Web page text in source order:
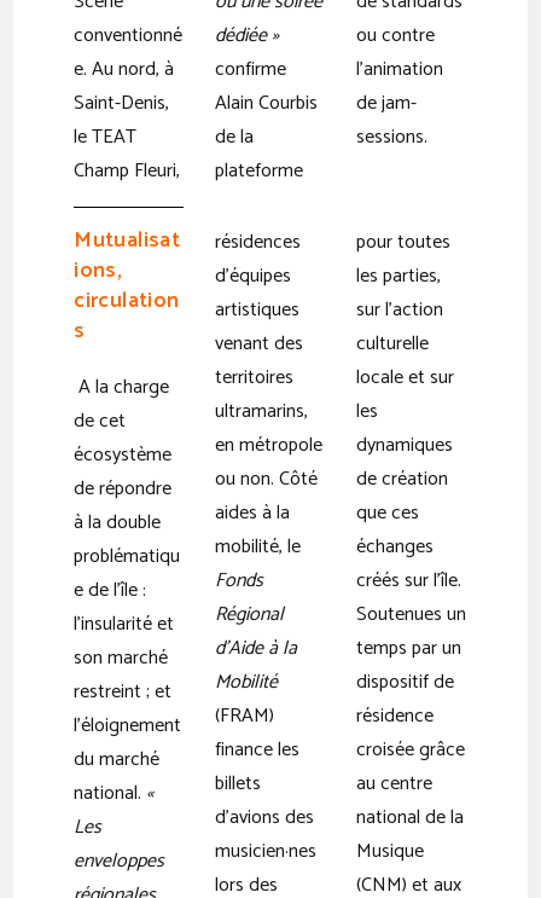
conventionné
e. Au nord, à
Saint-Denis,
le TEAT
Champ Fleuri,
dédiée »
confirme
Alain Courbis
de la
plateforme
ou contre
l’animation
de jam-
sessions.
Mutualisat
ions,
circulation
s
A la charge
de cet
écosystème
de répondre
à la double
problématiqu
e de l’île :
l’insularité et
son marché
restreint ; et
l’éloignement
du marché
national. «
Les
enveloppes
résidences
d’équipes
artistiques
venant des
territoires
ultramarins,
en métropole
ou non. Côté
aides à la
mobilité, le
Fonds
Régional
d’Aide à la
Mobilité
(FRAM)
finance les
billets
d’avions des
musicien·nes
lors des
pour toutes
les parties,
sur l’action
culturelle
locale et sur
les
dynamiques
de création
que ces
échanges
créés sur l’île.
Soutenues un
temps par un
dispositif de
résidence
croisée grâce
au centre
national de la
Musique
(CNM) et aux